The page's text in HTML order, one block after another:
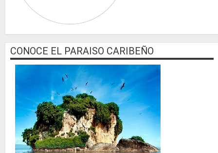
CONOCE EL PARAISO CARIBEÑO